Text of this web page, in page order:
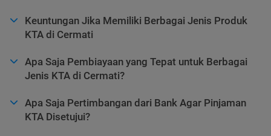
Keuntungan Jika Memiliki Berbagai Jenis Produk
KTA di Cermati
Apa Saja Pembiayaan yang Tepat untuk Berbagai
Jenis KTA di Cermati?
Apa Saja Pertimbangan dari Bank Agar Pinjaman
KTA Disetujui?